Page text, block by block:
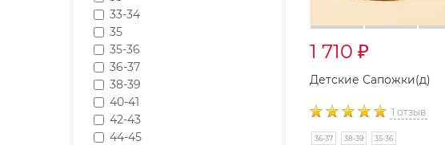
33-34
35
35-36
36-37
38-39
40-41
42-43
44-45
1 710 ₽
Детские Сапожки(д)
1 отзыв
36-37 38-39 35-36